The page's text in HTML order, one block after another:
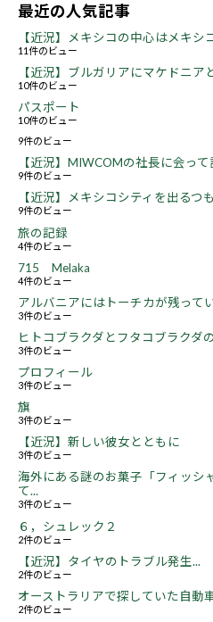
最近の人気記事
【近況】メキシコの中心はメキシ
11件のビュー
【近況】ブルガリアにマケドニア
10件のビュー
パスポート
10件のビュー
9件のビュー
【近況】MIWCOMの社長に会って
9件のビュー
【近況】メキシコシティを出るつ
9件のビュー
旅の記録
4件のビュー
715 Melaka
4件のビュー
アルバニアにはトーチカが残って
3件のビュー
ヒトコブラクダとフタコブラクダ
3件のビュー
プロフィール
3件のビュー
旗
3件のビュー
【近況】新しい彼女とともに
3件のビュー
海外にある謎のお菓子「フィッシ
て...
3件のビュー
６，シュレック２
2件のビュー
【近況】タイヤのトラブル発生...
2件のビュー
オーストラリアで探していた自動
2件のビュー